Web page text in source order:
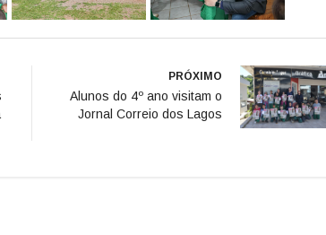
PRÓXIMO
Alunos do 4º ano visitam o
Jornal Correio dos Lagos